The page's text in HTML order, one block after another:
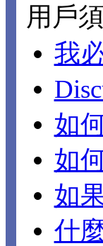
用戶
我
如
如
如
什